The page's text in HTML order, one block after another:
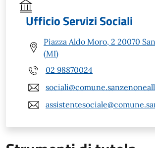
Ufficio Servizi Sociali
Piazza Aldo Moro, 2 20070
(MI)
02 98870024